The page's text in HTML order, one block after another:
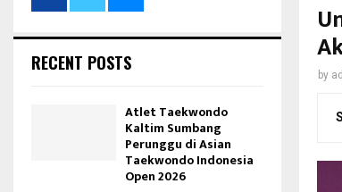
by
RECENT POSTS
Atlet Taekwondo
Kaltim Sumbang
Perunggu di Asian
Taekwondo Indonesia
Open 2026